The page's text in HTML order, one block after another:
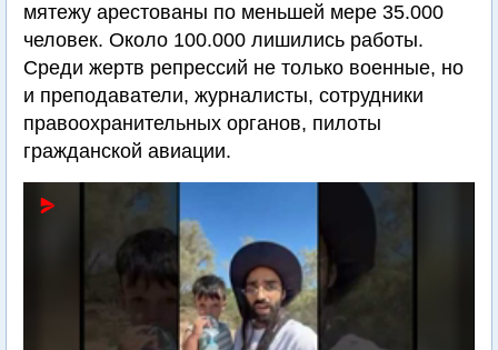
мятежу арестованы по меньшей мере 35.000
человек. Около 100.000 лишились работы.
Среди жертв репрессий не только военные, но
и преподаватели, журналисты, сотрудники
правоохранительных органов, пилоты
гражданской авиации.